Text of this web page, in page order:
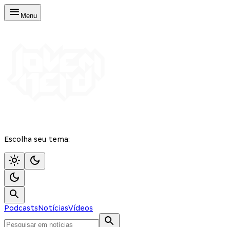
Menu
Escolha seu tema:
PodcastsNotíciasVídeos